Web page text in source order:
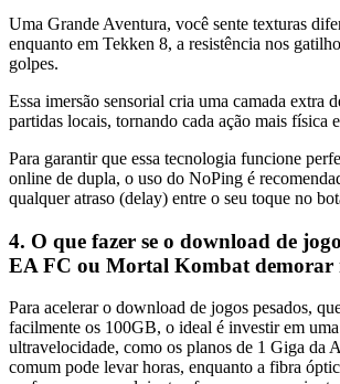
Uma Grande Aventura, você sente texturas
enquanto em Tekken 8, a resistência nos
golpes.
Essa imersão sensorial cria uma camada extra
partidas locais, tornando cada ação mais física
Para garantir que essa tecnologia funcione
online de dupla, o uso do NoPing é
qualquer atraso (delay) entre o seu toque no
4. O que fazer se o download de
EA FC ou Mortal Kombat demorar
Para acelerar o download de jogos pesados,
facilmente os 100GB, o ideal é investir em
ultravelocidade, como os planos de 1 Giga da
comum pode levar horas, enquanto a fibra